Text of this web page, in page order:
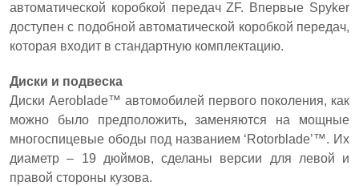
автоматической коробкой передач ZF. Впервые Spyker
доступен с подобной автоматической коробкой передач,
которая входит в стандартную комплектацию.
Диски и подвеска
Диски Aeroblade™ автомобилей первого поколения, как
можно было предположить, заменяются на мощные
многоспицевые ободы под названием ‘Rotorblade’™. Их
диаметр – 19 дюймов, сделаны версии для левой и
правой стороны кузова.